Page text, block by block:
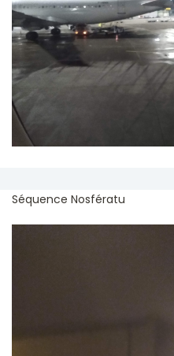
Séquence Nosfératu